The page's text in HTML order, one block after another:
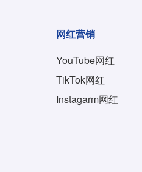
网红营销
YouTube网红
TikTok网红
Instagarm网红